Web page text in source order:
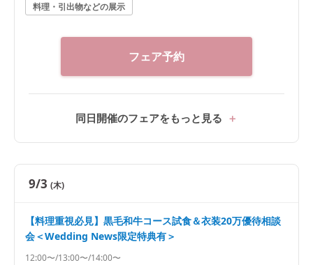
料理・引出物などの展示
フェア予約
同日開催のフェアをもっと見る
9/3 (木)
【料理重視必見】黒毛和牛コース試食＆衣装20万優待相談
会＜Wedding News限定特典有＞
12:00〜/13:00〜/14:00〜